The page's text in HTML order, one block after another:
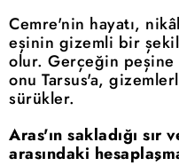
Cemre'nin hayatı,
eşinin gizemli bir
olur. Gerçeğin
onu Tarsus'a,
sürükler.
Aras'ın sakladığı sır
arasındaki